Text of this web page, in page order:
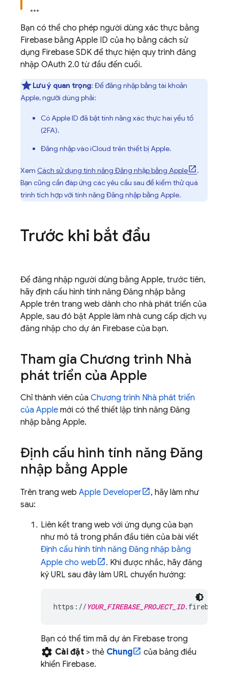
Bạn có thể cho phép người dùng xác thực bằng
Firebase bằng Apple ID của họ bằng cách sử
dụng Firebase SDK để thực hiện quy trình đăng
nhập OAuth 2.0 từ đầu đến cuối.
Lưu ý quan trọng: Để đăng nhập bằng tài khoản
Apple, người dùng phải:
Có Apple ID đã bật tính năng xác thực hai yếu tố
(2FA).
Đăng nhập vào iCloud trên thiết bị Apple.
Xem Cách sử dụng tính năng Đăng nhập bằng Apple
.
Bạn cũng cần đáp ứng các yêu cầu sau để kiểm thử quá
trình tích hợp với tính năng Đăng nhập bằng Apple.
Trước khi bắt đầu
Để đăng nhập người dùng bằng Apple, trước tiên,
hãy định cấu hình tính năng Đăng nhập bằng
Apple trên trang web dành cho nhà phát triển của
Apple, sau đó bật Apple làm nhà cung cấp dịch vụ
đăng nhập cho dự án Firebase của bạn.
Tham gia Chương trình Nhà
phát triển của Apple
Chỉ thành viên của Chương trình Nhà phát triển
của Apple mới có thể thiết lập tính năng Đăng
nhập bằng Apple.
Định cấu hình tính năng Đăng
nhập bằng Apple
Trên trang web Apple Developer
, hãy làm như
sau:
Liên kết trang web với ứng dụng của bạn
như mô tả trong phần đầu tiên của bài viết
Định cấu hình tính năng Đăng nhập bằng
Apple cho web
. Khi được nhắc, hãy đăng
ký URL sau đây làm URL chuyển hướng:
https:// YOUR_FIREBASE_PROJECT_ID
Bạn có thể tìm mã dự án Firebase trong
settings Cài đặt> thẻ Chung
của bảng điều
khiển Firebase.